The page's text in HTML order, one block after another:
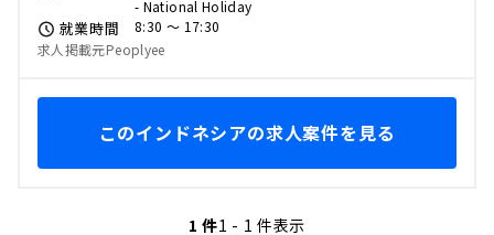
- National Holiday
就業時間
8:30 〜 17:30
求人掲載元Peoplyee
このインドネシアの求人案件を見る
1 件1 - 1 件表示